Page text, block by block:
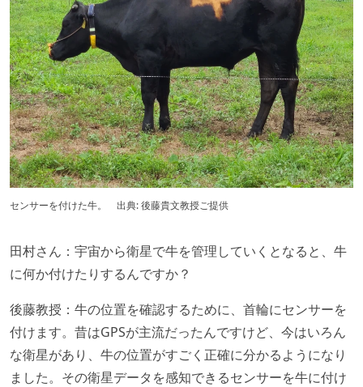
センサーを付けた牛。 出典: 後藤貴文教授ご提供
田村さん：宇宙から衛星で牛を管理していくとなると、牛
に何か付けたりするんですか？
後藤教授：牛の位置を確認するために、首輪にセンサーを
付けます。昔はGPSが主流だったんですけど、今はいろん
な衛星があり、牛の位置がすごく正確に分かるようになり
ました。その衛星データを感知できるセンサーを牛に付け